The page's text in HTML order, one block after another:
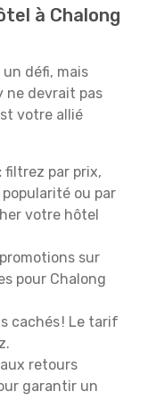
à Chalong
défi, mais
ne devrait pas
votre allié
filtrez par prix,
ou par
votre hôtel
sur
pour Chalong
cachés ! Le tarif
retours
garantir un